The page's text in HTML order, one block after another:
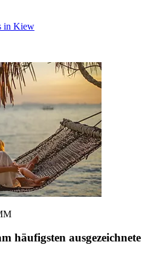
in Kiew
häufigsten ausgezeichnete